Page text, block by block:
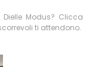
Modus? Clicca
ti attendono.